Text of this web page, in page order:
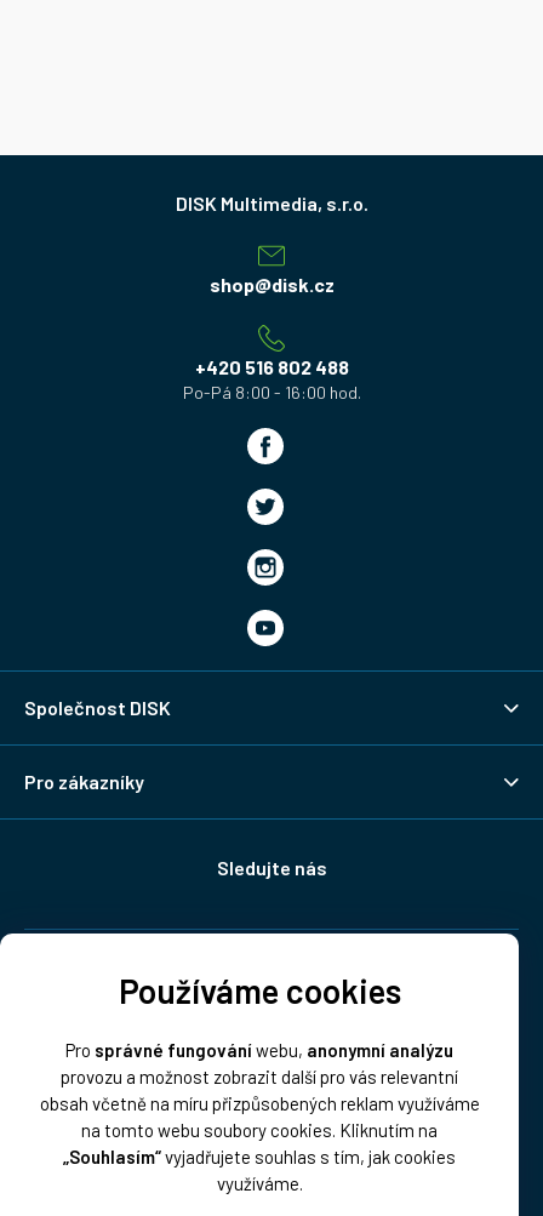
Používáme cookies
Pro správné fungováníwebu, anonymní analýzu
provozu a možnost zobrazit další pro vás relevantní
obsah včetně na míru přizpůsobených reklam využíváme
na tomto webu soubory cookies. Kliknutím na
„Souhlasím“vyjadřujete souhlas s tím, jak cookies
využíváme.
shop@disk.cz
+420 516 802 488
Společnost DISK
Pro zákazníky
Sledujte nás
Platba: